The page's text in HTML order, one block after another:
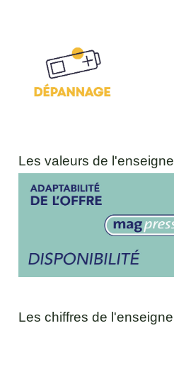
Les valeurs de l'enseigne
Les chiffres de l'enseigne